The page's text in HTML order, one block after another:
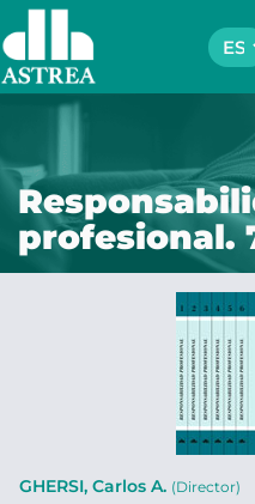
profesional.
GHERSI, Carlos A. (Director)